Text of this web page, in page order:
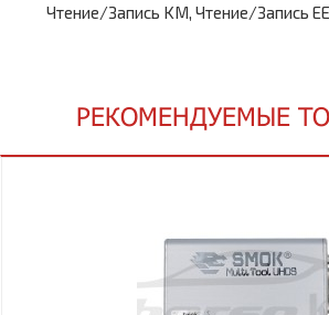
Чтение/Запись KM, Чтение/Запись
РЕКОМЕНДУЕМЫЕ